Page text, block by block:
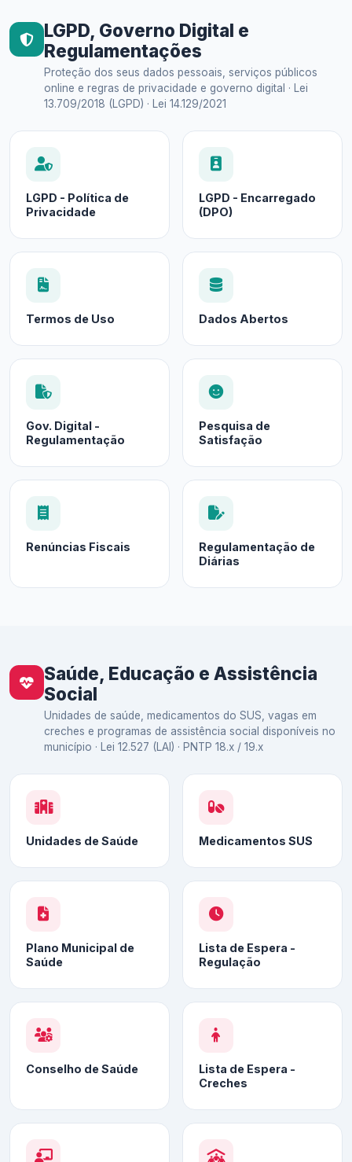
LGPD, Governo Digital e
Regulamentações
Proteção dos seus dados pessoais, serviços públicos
online e regras de privacidade e governo digital · Lei
13.709/2018 (LGPD) · Lei 14.129/2021
LGPD - Política de
Privacidade
LGPD - Encarregado
(DPO)
Termos de Uso Dados Abertos
Gov. Digital -
Regulamentação
Pesquisa de
Satisfação
Renúncias Fiscais
Regulamentação de
Diárias
Saúde, Educação e Assistência
Social
Unidades de saúde, medicamentos do SUS, vagas em
creches e programas de assistência social disponíveis no
município · Lei 12.527 (LAI) · PNTP 18.x / 19.x
Unidades de Saúde Medicamentos SUS
Plano Municipal de
Saúde
Lista de Espera -
Regulação
Conselho de Saúde
Lista de Espera -
Creches